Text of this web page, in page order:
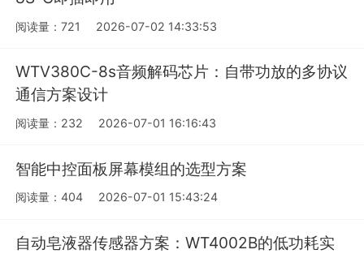
阅读量：721 2026-07-02 14:33:53
WTV380C-8s音频解码芯片：自带功放的多协议
通信方案设计
阅读量：232 2026-07-01 16:16:43
智能中控面板屏幕模组的选型方案
阅读量：404 2026-07-01 15:43:24
自动皂液器传感器方案：WT4002B的低功耗实